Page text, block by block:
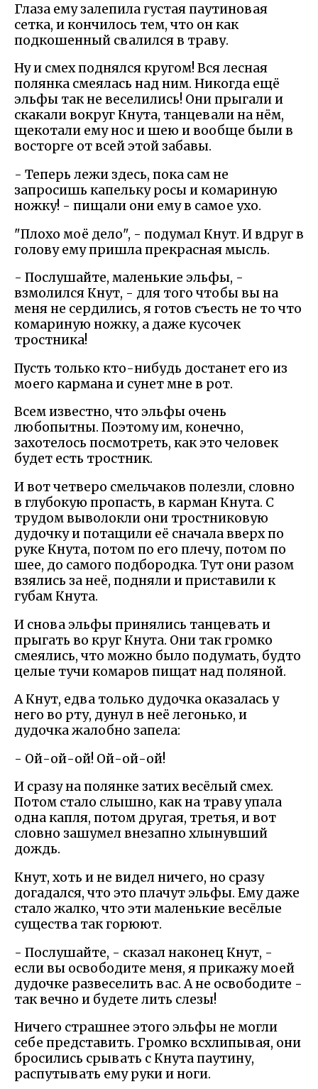
Глаза ему залепила густая паутиновая
сетка, и кончилось тем, что он как
подкошенный свалился в траву.
Ну и смех поднялся кругом! Вся лесная
полянка смеялась над ним. Никогда ещё
эльфы так не веселились! Они прыгали и
скакали вокруг Кнута, танцевали на нём,
щекотали ему нос и шею и вообще были в
восторге от всей этой забавы.
- Теперь лежи здесь, пока сам не
запросишь капельку росы и комариную
ножку! - пищали они ему в самое ухо.
"Плохо моё дело", - подумал Кнут. И вдруг в
голову ему пришла прекрасная мысль.
- Послушайте, маленькие эльфы, -
взмолился Кнут, - для того чтобы вы на
меня не сердились, я готов съесть не то что
комариную ножку, а даже кусочек
тростника!
Пусть только кто-нибудь достанет его из
моего кармана и сунет мне в рот.
Всем известно, что эльфы очень
любопытны. Поэтому им, конечно,
захотелось посмотреть, как это человек
будет есть тростник.
И вот четверо смельчаков полезли, словно
в глубокую пропасть, в карман Кнута. С
трудом выволокли они тростниковую
дудочку и потащили её сначала вверх по
руке Кнута, потом по его плечу, потом по
шее, до самого подбородка. Тут они разом
взялись за неё, подняли и приставили к
губам Кнута.
И снова эльфы принялись танцевать и
прыгать во круг Кнута. Они так громко
смеялись, что можно было подумать, будто
целые тучи комаров пищат над поляной.
А Кнут, едва только дудочка оказалась у
него во рту, дунул в неё легонько, и
дудочка жалобно запела:
- Ой-ой-ой! Ой-ой-ой!
И сразу на полянке затих весёлый смех.
Потом стало слышно, как на траву упала
одна капля, потом другая, третья, и вот
словно зашумел внезапно хлынувший
дождь.
Кнут, хоть и не видел ничего, но сразу
догадался, что это плачут эльфы. Ему даже
стало жалко, что эти маленькие весёлые
существа так горюют.
- Послушайте, - сказал наконец Кнут, -
если вы освободите меня, я прикажу моей
дудочке развеселить вас. А не освободите -
так вечно и будете лить слезы!
Ничего страшнее этого эльфы не могли
себе представить. Громко всхлипывая, они
бросились срывать с Кнута паутину,
распутывать ему руки и ноги.